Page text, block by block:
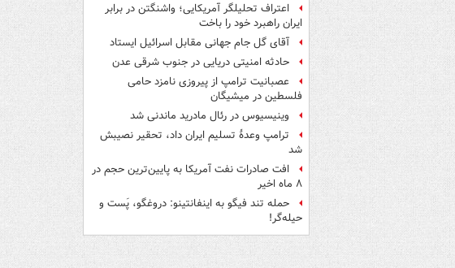
اعتراف تحلیلگر آمریکایی؛ واشنگتن در برابر
ایران راهبرد خود را باخت
آقای گل جام جهانی مقابل اسرائیل ایستاد
حادثه امنیتی دریایی در جنوب شرقی عدن
عصبانیت ترامپ از پیروزی نامزد حامی
فلسطین در میشیگان
وینیسیوس در رئال مادرید ماندنی شد
ترامپ وعدۀ تسلیم ایران داد، تحقیر نصیبش
شد
افت صادرات نفت آمریکا به پایین‌ترین حجم در
۸ ماه اخیر
حمله تند فیگو به اینفانتینو: دروغگو، پَست‌ و
حیله‌گر!